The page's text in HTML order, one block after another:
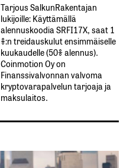
Tarjous SalkunRakentajan
lukijoille: Käyttämällä​ ​
alennuskoodia​ ​SRFI17X,​ ​saat​ ​1
%:n treidauskulut​ ​ensimmäiselle​ ​
kuukaudelle​ ​(50%​ ​alennus).
Coinmotion Oy on
Finanssivalvonnan valvoma
kryptovarapalvelun tarjoaja ja
maksulaitos.